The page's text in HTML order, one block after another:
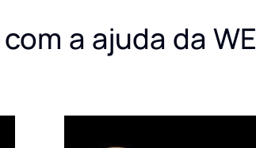
a ajuda da WE